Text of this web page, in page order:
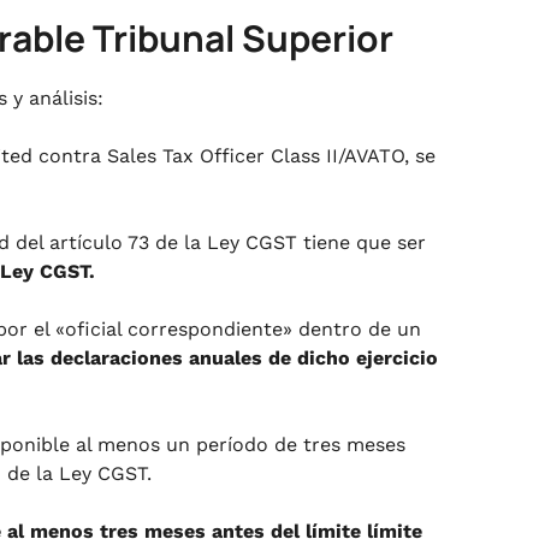
Tribunal Superior
y análisis:
contra Sales Tax Officer Class II/AVATO, se
artículo 73 de la Ley CGST tiene que ser
CGST.
el «oficial correspondiente» dentro de un
declaraciones anuales de dicho ejercicio
al menos un período de tres meses
la Ley CGST.
menos tres meses antes del límite límite